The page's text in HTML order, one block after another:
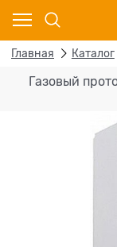
Главная Каталог
Газовый